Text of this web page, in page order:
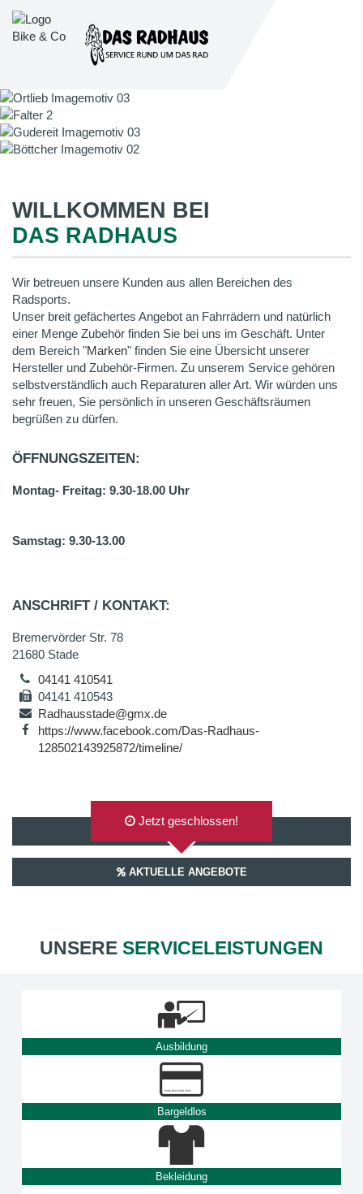
WILLKOMMEN BEI
DAS RADHAUS
Wir betreuen unsere Kunden aus allen Bereichen des
Radsports.
Unser breit gefächertes Angebot an Fahrrädern und natürlich
einer Menge Zubehör finden Sie bei uns im Geschäft. Unter
dem Bereich "Marken" finden Sie eine Übersicht unserer
Hersteller und Zubehör-Firmen. Zu unserem Service gehören
selbstverständlich auch Reparaturen aller Art. Wir würden uns
sehr freuen, Sie persönlich in unseren Geschäftsräumen
begrüßen zu dürfen.
ÖFFNUNGSZEITEN:
Montag- Freitag: 9.30-18.00 Uhr
Samstag: 9.30-13.00
ANSCHRIFT / KONTAKT:
Bremervörder Str. 78
21680 Stade
04141 410541
04141 410543
Radhausstade@gmx.de
https://www.facebook.com/Das-Radhaus-
128502143925872/timeline/
AUF GOOGLEMAPS ANZEIGEN
Jetzt geschlossen!
AKTUELLE ANGEBOTE
UNSERE SERVICELEISTUNGEN
Ausbildung
Bargeldlos
Bekleidung